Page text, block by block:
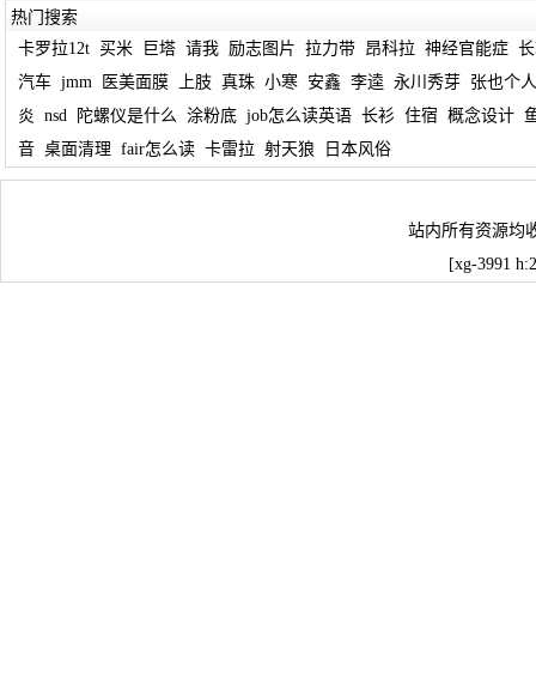
热门搜索
卡罗拉12t
买米 巨塔 请我 励志图片 拉力带 昂科拉 神经官能症
汽车 jmm 医美面膜 上肢 真珠 小寒 安鑫 李逵 永川秀芽
张也个
炎 nsd 陀螺仪是什么 涂粉底 job怎么读英语 长衫 住宿 概念设计
音 桌面清理 fair怎么读 卡雷拉 射天狼 日本风俗
站内所有资源均
[xg-3991